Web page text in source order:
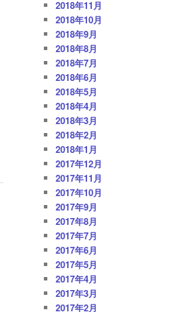
2018年11月
2018年10月
2018年9月
2018年8月
2018年7月
2018年6月
2018年5月
2018年4月
2018年3月
2018年2月
2018年1月
2017年12月
2017年11月
2017年10月
2017年9月
2017年8月
2017年7月
2017年6月
2017年5月
2017年4月
2017年3月
2017年2月